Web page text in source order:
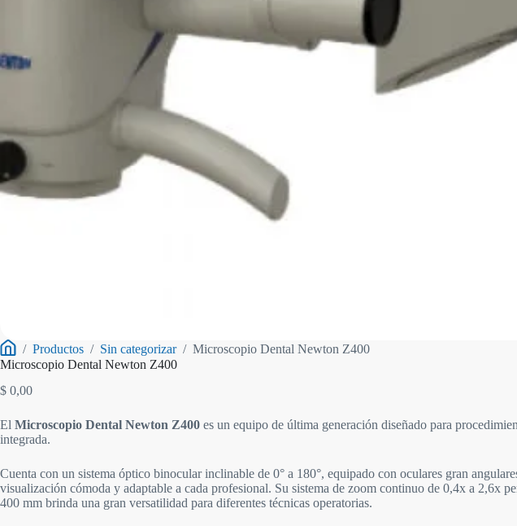
Inicio
/ Productos / Sin categorizar / Microscopio Dental Newton Z400
Microscopio Dental Newton Z400
$ 0,00
El Microscopio Dental Newton Z400 es un equipo de última generación diseñado para
integrada.
Cuenta con un sistema óptico binocular inclinable de 0° a 180°, equipado con oculares gran
visualización cómoda y adaptable a cada profesional. Su sistema de zoom continuo de 0,4x a 2,6x
400 mm brinda una gran versatilidad para diferentes técnicas operatorias.